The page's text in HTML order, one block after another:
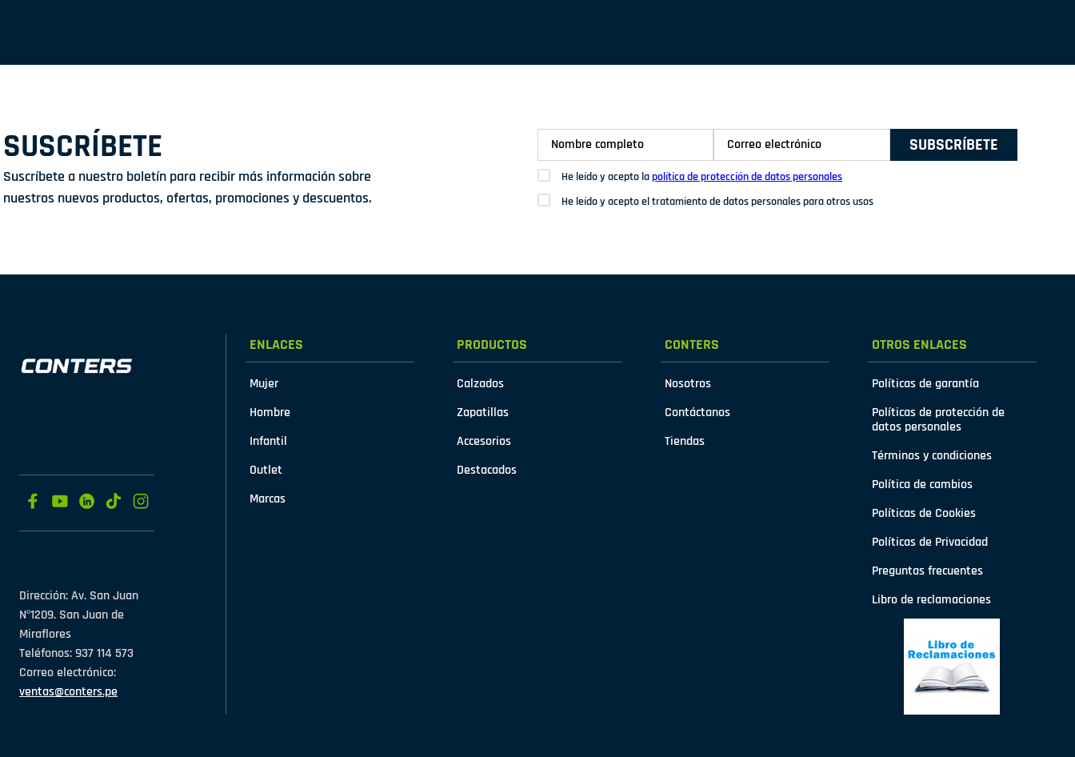
SUSCRÍBETE
Suscríbete a nuestro boletín para recibir más información sobre
nuestros nuevos productos, ofertas, promociones y descuentos.
SUBSCRÍBETE
He leído y acepto lapolítica de protección de datos personales
He leído y acepto el tratamiento de datos personales para otros usos
Dirección: Av. San Juan
Nº1209. San Juan de
Miraflores
Teléfonos: 937 114 573
Correo electrónico:
ventas@conters.pe
ENLACES
Mujer
Hombre
Infantil
Outlet
Marcas
PRODUCTOS
Calzados
Zapatillas
Accesorios
Destacados
CONTERS
Nosotros
Contáctanos
Tiendas
OTROS ENLACES
Políticas de garantía
Políticas de protección de
datos personales
Términos y condiciones
Política de cambios
Políticas de Cookies
Políticas de Privacidad
Preguntas frecuentes
Libro de reclamaciones